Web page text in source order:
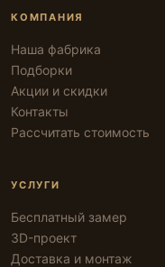
КОМПАНИЯ
Наша фабрика
Подборки
Акции и скидки
Контакты
Рассчитать стоимость
УСЛУГИ
Бесплатный замер
3D-проект
Доставка и монтаж